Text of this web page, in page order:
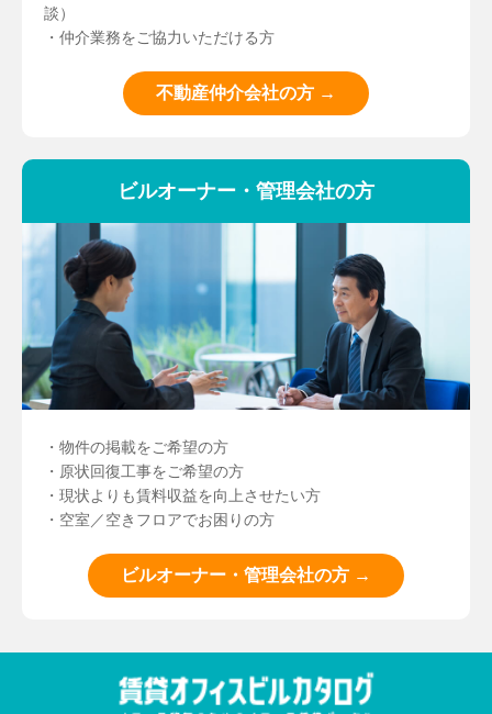
談）
・仲介業務をご協力いただける方
不動産仲介会社の方 →
ビルオーナー・管理会社の方
・物件の掲載をご希望の方
・原状回復工事をご希望の方
・現状よりも賃料収益を向上させたい方
・空室／空きフロアでお困りの方
ビルオーナー・管理会社の方 →